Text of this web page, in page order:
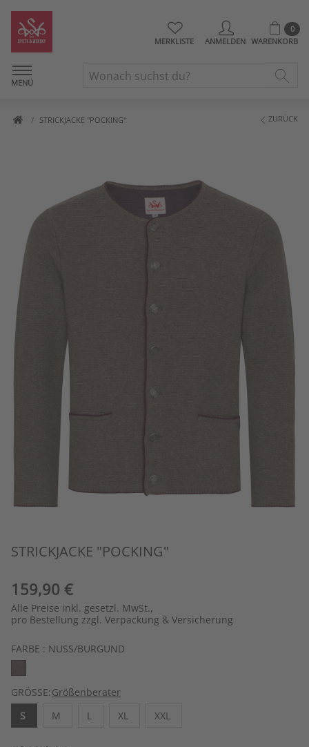
MERKLISTE ANMELDEN
0
WARENKORB
MENÜ
STRICKJACKE "POCKING" ZURÜCK
Artikelbilder überspringen
STRICKJACKE "POCKING"
159,90 €
Alle Preise inkl. gesetzl. MwSt.,
pro Bestellung zzgl. Verpackung & Versicherung
FARBE : NUSS/BURGUND
GRÖSSE:Größenberater
S
M L XL XXL